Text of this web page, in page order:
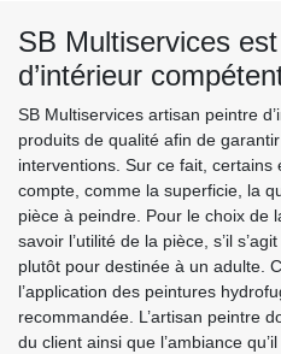
SB Multiservices
d’intérieur
SB Multiservices artisan peintre
produits de qualité afin de
interventions. Sur ce fait,
compte, comme la superficie, la
pièce à peindre. Pour le choix de
savoir l’utilité de la pièce, s’il
plutôt pour destinée à un adulte.
l’application des peintures
recommandée. L’artisan peintre
du client ainsi que l’ambiance